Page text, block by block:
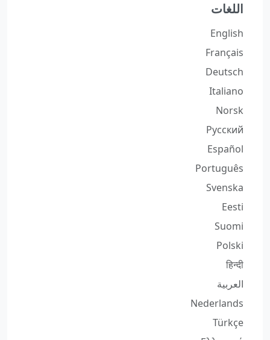
اللغات
English
Français
Deutsch
Italiano
Norsk
Русский
Español
Português
Svenska
Eesti
Suomi
Polski
हिन्दी
العربية
Nederlands
Türkçe